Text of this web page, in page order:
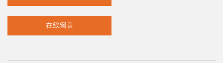
在线留言